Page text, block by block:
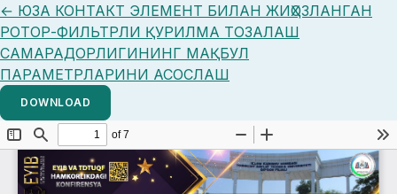
← Return to Article Details
ЮЗА КОНТАКТ ЭЛЕМЕНТ БИЛАН ЖИҲОЗЛАНГАН
РОТОР-ФИЛЬТРЛИ ҚУРИЛМА ТОЗАЛАШ
САМАРАДОРЛИГИНИНГ МАҚБУЛ
ПАРАМЕТРЛАРИНИ АСОСЛАШ
DOWNLOAD